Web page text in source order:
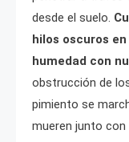
desde el suelo.
hilos oscuros
humedad con
obstrucción de
pimiento se
mueren junto con